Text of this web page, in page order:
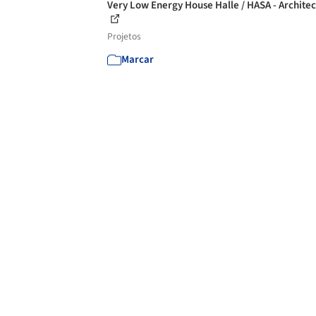
Very Low Energy House Halle / HASA -
Projetos
Marcar